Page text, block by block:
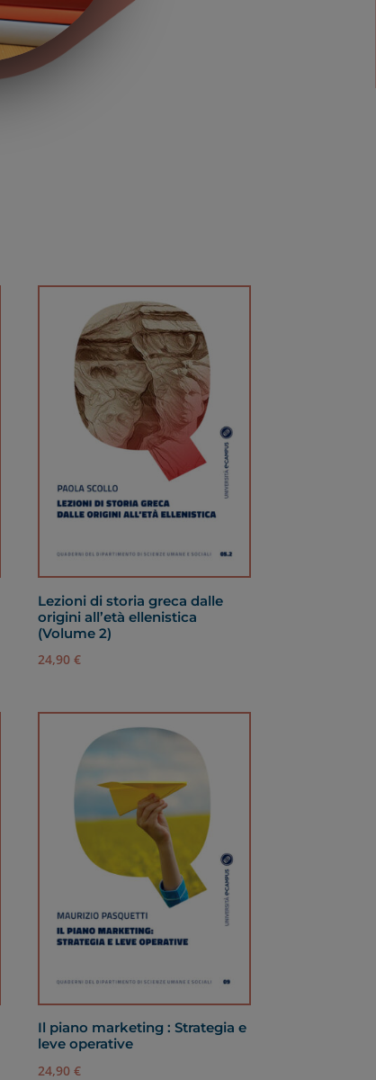
Lezioni di storia greca dalle
origini all’età ellenistica
(Volume 2)
24,90€
Il piano marketing : Strategia e
leve operative
24,90€